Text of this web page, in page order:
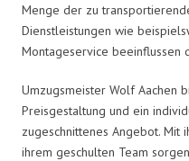
Menge der zu
Dienstleistungen wie
Montageservice beeinflussen
Umzugsmeister Wolf Aachen
Preisgestaltung und ein
zugeschnittenes Angebot. Mit
ihrem geschulten Team